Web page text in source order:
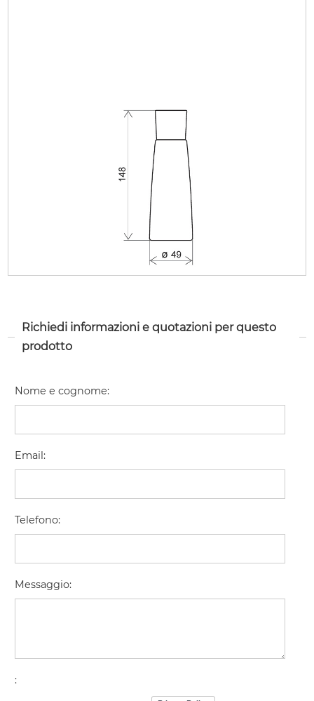
Richiedi informazioni e quotazioni per questo
prodotto
Nome e cognome:
Email:
Telefono:
Messaggio:
: